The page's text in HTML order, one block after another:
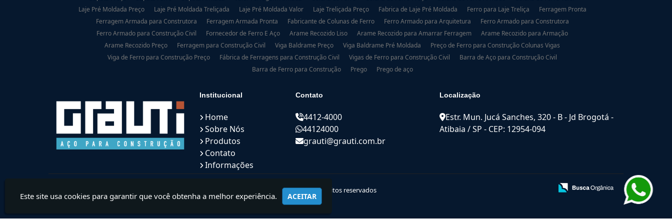
Laje Pré Moldada Preço
Laje Pré Moldada Treliçada Laje Pré Moldada Valor Laje Treliçada Preço Fabrica de Laje Pré Moldada Ferro para Laje Treliça
Ferragem Pronta
Ferragem Armada para Construtora
Ferragem Armada Pronta Fabricante de Colunas de Ferro Ferro Armado para Arquitetura
Ferro Armado para Construtora
Ferro Armado para Construção Civil
Fornecedor de Ferro E Aço Arame Recozido Liso Arame Recozido para Amarrar Ferragem
Arame Recozido para Armação
Arame Recozido Preço
Ferragem para Construção Civil Viga Baldrame Preço Viga Baldrame Pré Moldada
Preço de Ferro para Construção Colunas Vigas
Viga de Ferro para Construção Preço
Fábrica de Ferragens para Construção Civil Vigas de Ferro para Construção Civil
Barra de Aço para Construção Civil
Barra de Ferro para Construção
Prego Prego de aço
Institucional
Home
Sobre Nós
Produtos
Contato
Informações
Contato
4412-4000
44124000
grauti@grauti.com.br
Localização
Estr. Mun. Jucá Sanches, 320 - B - Jd Brogotá -
Atibaia / SP - CEP: 12954-094
© 2021 GRAUTI | Todos os direitos reservados
Este site usa cookies para garantir que você obtenha a melhor experiência. ACEITAR